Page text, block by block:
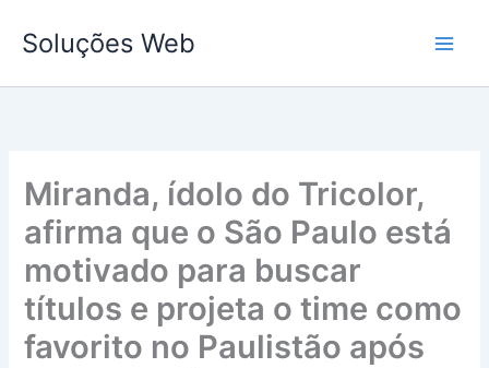
para
conteúdo
Soluções Web
Miranda, ídolo do Tricolor,
afirma que o São Paulo está
motivado para buscar
títulos e projeta o time como
favorito no Paulistão após